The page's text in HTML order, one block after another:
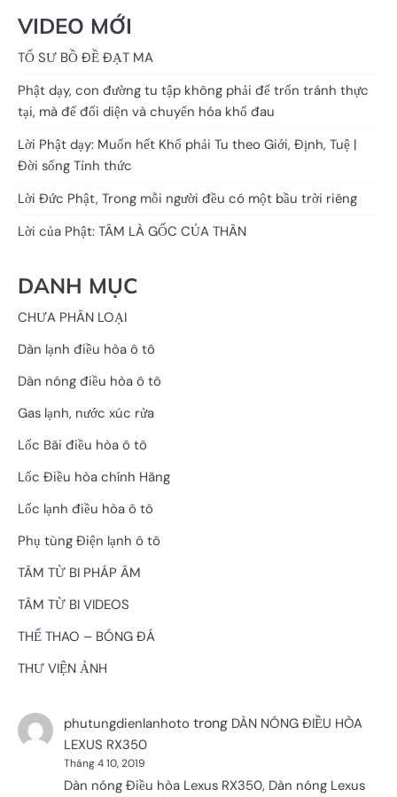
VIDEO MỚI
TỔ SƯ BỒ ĐỀ ĐẠT MA
Phật dạy, con đường tu tập không phải để trốn tránh thực
tại, mà để đối diện và chuyển hóa khổ đau
Lời Phật dạy: Muốn hết Khổ phải Tu theo Giới, Định, Tuệ |
Đời sống Tỉnh thức
Lời Đức Phật, Trong mỗi người đều có một bầu trời riêng
Lời của Phật: TÂM LÀ GỐC CỦA THÂN
DANH MỤC
CHƯA PHÂN LOẠI
Dàn lạnh điều hòa ô tô
Dàn nóng điều hòa ô tô
Gas lạnh, nước xúc rửa
Lốc Bãi điều hòa ô tô
Lốc Điều hòa chính Hãng
Lốc lạnh điều hòa ô tô
Phụ tùng Điện lạnh ô tô
TÂM TỪ BI PHÁP ÂM
TÂM TỪ BI VIDEOS
THỂ THAO – BÓNG ĐÁ
THƯ VIỆN ẢNH
phutungdienlanhoto trong DÀN NÓNG ĐIỀU HÒA
LEXUS RX350
Tháng 4 10, 2019
Dàn nóng Điều hòa Lexus RX350, Dàn nóng Lexus